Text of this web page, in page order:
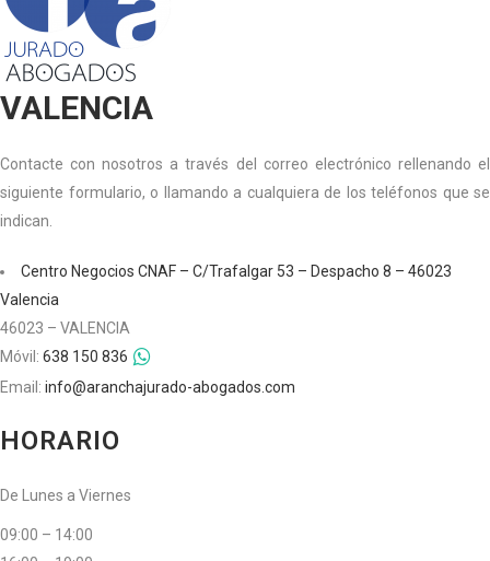
VALENCIA
Contacte con nosotros a través del correo electrónico rellenando el
siguiente formulario, o llamando a cualquiera de los teléfonos que se
indican.
Centro Negocios CNAF – C/Trafalgar 53 – Despacho 8 – 46023
Valencia
46023 – VALENCIA
Móvil: 638 150 836
Email: info@aranchajurado-abogados.com
HORARIO
De Lunes a Viernes
09:00 – 14:00